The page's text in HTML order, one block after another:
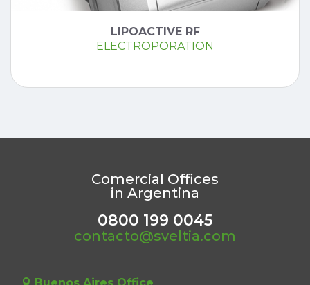
LIPOACTIVE RF
ELECTROPORATION
Comercial Offices
in Argentina
0800 199 0045
contacto@sveltia.com